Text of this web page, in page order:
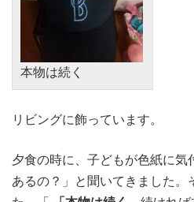
本物は続く
リビングに飾っています。
夕食の時に、子どもが色紙に気
あるの？」と聞いてきました。